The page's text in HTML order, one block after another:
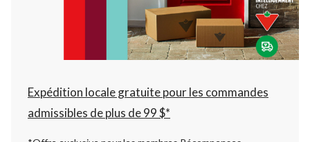
à
22:00
cliquer
pour
changer
Expédition locale gratuite pour les commandes
admissibles de plus de 99 $*